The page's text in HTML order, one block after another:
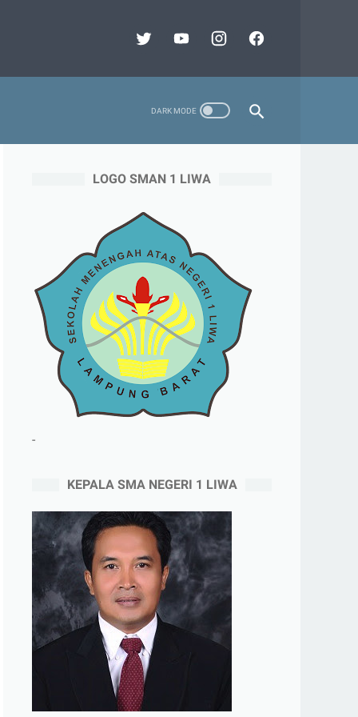
LOGO SMAN 1 LIWA
-
KEPALA SMA NEGERI 1 LIWA